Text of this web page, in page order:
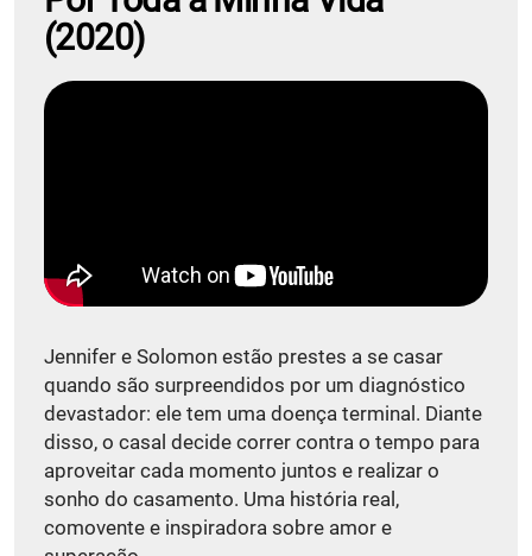
(2020)
Jennifer e Solomon estão prestes a se casar
quando são surpreendidos por um diagnóstico
devastador: ele tem uma doença terminal. Diante
disso, o casal decide correr contra o tempo para
aproveitar cada momento juntos e realizar o
sonho do casamento. Uma história real,
comovente e inspiradora sobre amor e